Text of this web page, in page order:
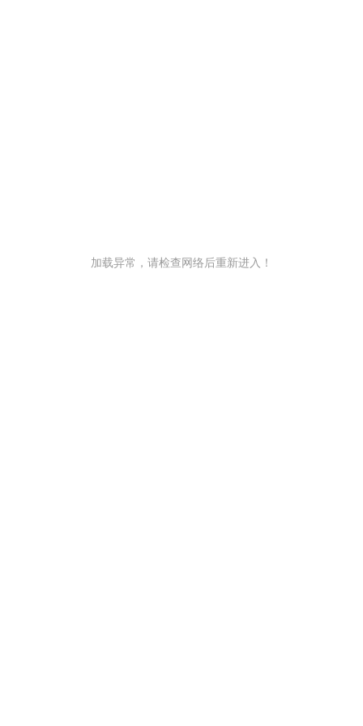
加载异常，请检查网络后重新进入！